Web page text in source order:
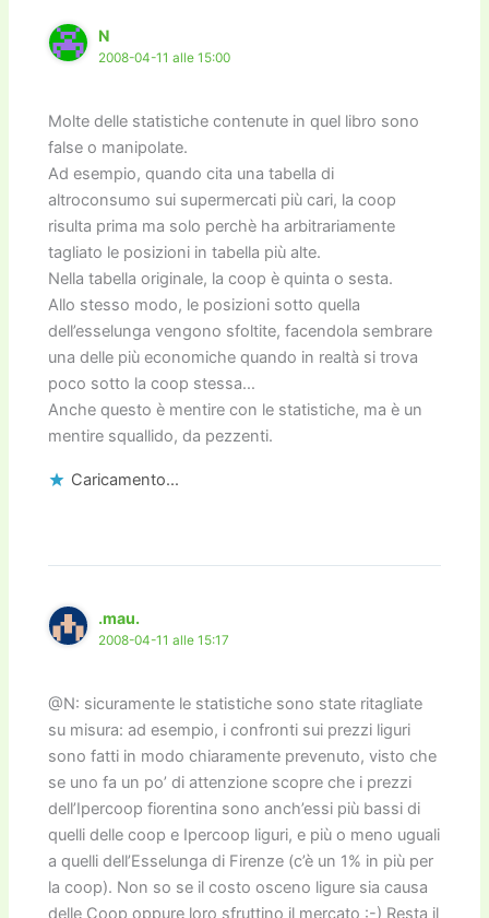
N
2008-04-11 alle 15:00
Molte delle statistiche contenute in quel libro sono
false o manipolate.
Ad esempio, quando cita una tabella di
altroconsumo sui supermercati più cari, la coop
risulta prima ma solo perchè ha arbitrariamente
tagliato le posizioni in tabella più alte.
Nella tabella originale, la coop è quinta o sesta.
Allo stesso modo, le posizioni sotto quella
dell’esselunga vengono sfoltite, facendola sembrare
una delle più economiche quando in realtà si trova
poco sotto la coop stessa…
Anche questo è mentire con le statistiche, ma è un
mentire squallido, da pezzenti.
Caricamento...
.mau.
2008-04-11 alle 15:17
@N: sicuramente le statistiche sono state ritagliate
su misura: ad esempio, i confronti sui prezzi liguri
sono fatti in modo chiaramente prevenuto, visto che
se uno fa un po’ di attenzione scopre che i prezzi
dell’Ipercoop fiorentina sono anch’essi più bassi di
quelli delle coop e Ipercoop liguri, e più o meno uguali
a quelli dell’Esselunga di Firenze (c’è un 1% in più per
la coop). Non so se il costo osceno ligure sia causa